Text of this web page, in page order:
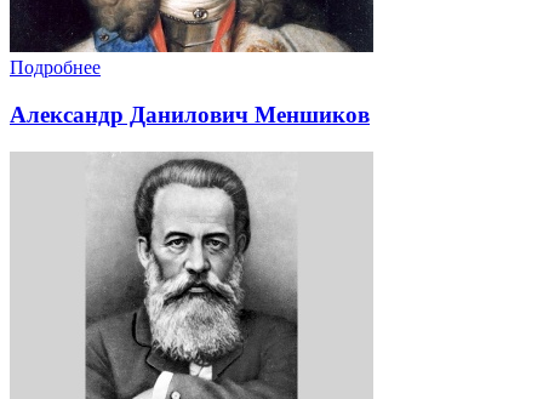
Подробнее
Александр Данилович Меншиков